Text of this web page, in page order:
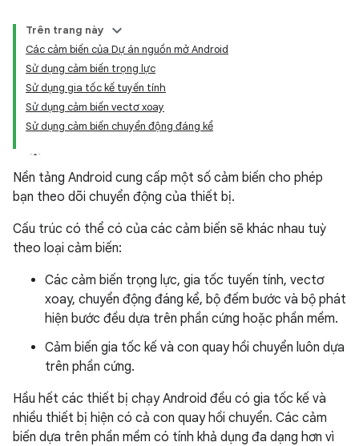
Trên trang này
Các cảm biến của Dự án nguồn mở Android
Sử dụng cảm biến trọng lực
Sử dụng gia tốc kế tuyến tính
Sử dụng cảm biến vectơ xoay
Sử dụng cảm biến chuyển động đáng kể
Nền tảng Android cung cấp một số cảm biến cho phép
bạn theo dõi chuyển động của thiết bị.
Cấu trúc có thể có của các cảm biến sẽ khác nhau tuỳ
theo loại cảm biến:
Các cảm biến trọng lực, gia tốc tuyến tính, vectơ
xoay, chuyển động đáng kể, bộ đếm bước và bộ phát
hiện bước đều dựa trên phần cứng hoặc phần mềm.
Cảm biến gia tốc kế và con quay hồi chuyển luôn dựa
trên phần cứng.
Hầu hết các thiết bị chạy Android đều có gia tốc kế và
nhiều thiết bị hiện có cả con quay hồi chuyển. Các cảm
biến dựa trên phần mềm có tính khả dụng đa dạng hơn vì